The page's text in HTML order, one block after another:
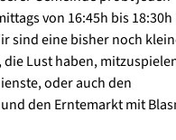
von 16:45h bis 18:30h
sind eine bisher noch
die Lust haben,
oder auch den
den Erntemarkt mit